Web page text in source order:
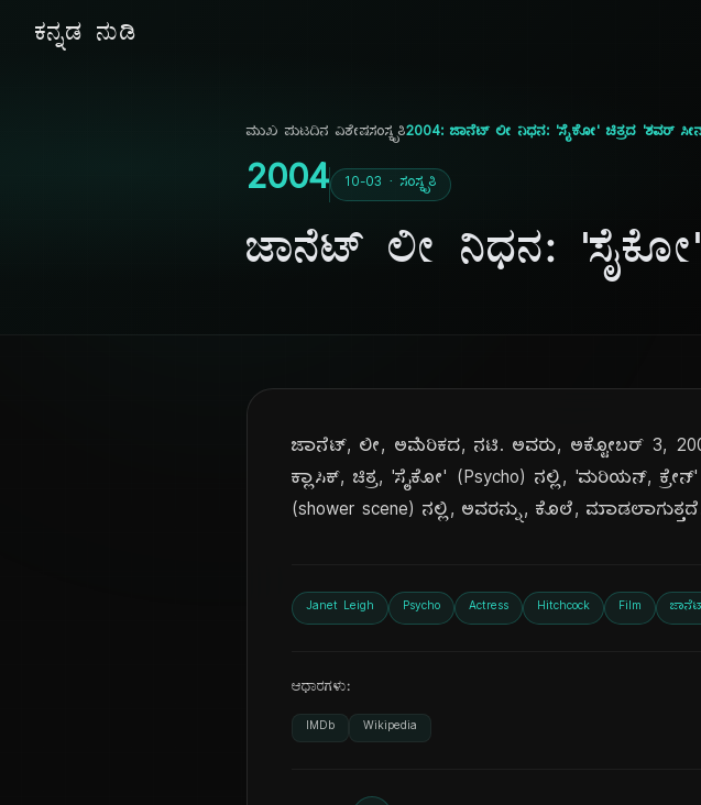
ಕನ್ನಡ ನುಡಿ
ಮುಖ ಪುಟದಿನ ವಿಶೇಷಸಂಸ್ಕೃತಿ2004: ಜಾನೆಟ್ ಲೀ ನಿಧನ: 'ಸೈಕೋ' ಚಿತ್ರದ 'ಶವರ್
2004 10-03 · ಸಂಸ್ಕೃತಿ
ಜಾನೆಟ್ ಲೀ ನಿಧನ:
ಜಾನೆಟ್, ಲೀ, ಅಮೆರಿಕದ, ನಟಿ. ಅವರು, ಅಕ್ಟೋಬರ್ 3,
ಕ್ಲಾಸಿಕ್, ಚಿತ್ರ, 'ಸೈಕೋ' (Psycho) ನಲ್ಲಿ, 'ಮರಿಯನ್, ಕ್ರೇನ್'
(shower scene) ನಲ್ಲಿ, ಅವರನ್ನು, ಕೊಲೆ,
Janet Leigh Psycho Actress Hitchcock Film
ಆಧಾರಗಳು:
IMDb Wikipedia